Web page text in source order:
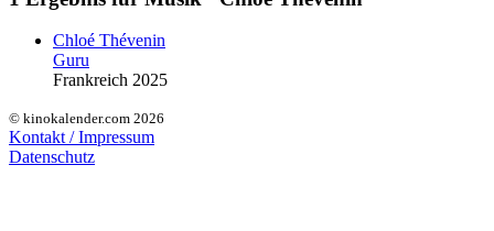
Chloé Thévenin
Guru
Frankreich 2025
© kinokalender.com 2026
Kontakt / Impressum
Datenschutz